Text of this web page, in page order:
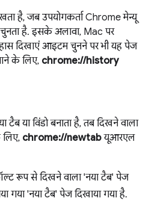
है, जब उपयोगकर्ता Chrome मेन्यू
है. इसके अलावा, Mac पर
दिखाएं आइटम चुनने पर भी यह पेज
के लिए, chrome://history
टैब या विंडो बनाता है, तब दिखने वाला
chrome://newtabयूआरएल
रूप से दिखने वाला 'नया टैब' पेज
गया 'नया टैब' पेज दिखाया गया है.